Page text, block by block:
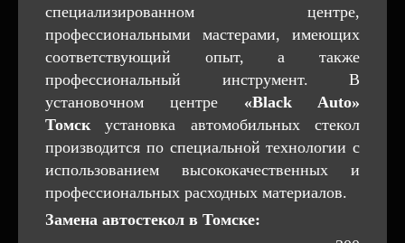
специализированном центре,
профессиональными мастерами, имеющих
соответствующий опыт, а также
профессиональный инструмент. В
установочном центре «Black Auto»
Томскустановка автомобильных стекол
производится по специальной технологии с
использованием высококачественных и
профессиональных расходных материалов.
Замена автостекол в Томске: